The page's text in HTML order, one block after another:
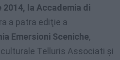
2014, la Accademia di
a patra ediţie a
Emersioni Sceniche,
Telluris Associati şi